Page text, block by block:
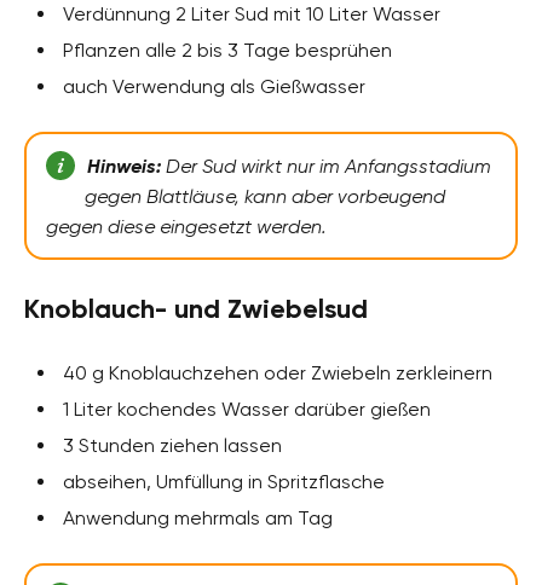
Verdünnung 2 Liter Sud mit 10 Liter Wasser
Pflanzen alle 2 bis 3 Tage besprühen
auch Verwendung als Gießwasser
Hinweis:Der Sud wirkt nur im Anfangsstadium
gegen Blattläuse, kann aber vorbeugend
gegen diese eingesetzt werden.
Knoblauch- und Zwiebelsud
40 g Knoblauchzehen oder Zwiebeln zerkleinern
1 Liter kochendes Wasser darüber gießen
3 Stunden ziehen lassen
abseihen, Umfüllung in Spritzflasche
Anwendung mehrmals am Tag